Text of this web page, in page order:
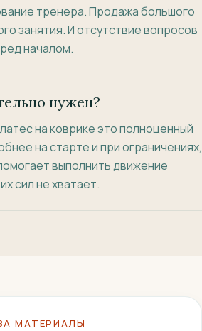
тренера. Продажа большого
занятия. И отсутствие вопросов
началом.
нужен?
на коврике это полноценный
на старте и при ограничениях,
выполнить движение
сил не хватает.
МАТЕРИАЛЫ